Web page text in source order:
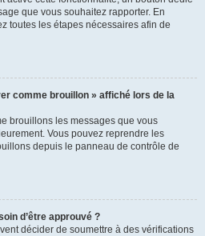
que vous souhaitez rapporter. En
toutes les étapes nécessaires afin de
comme brouillon » affiché lors de la
brouillons les messages que vous
Vous pouvez reprendre les
depuis le panneau de contrôle de
d’être approuvé ?
décider de soumettre à des vérifications